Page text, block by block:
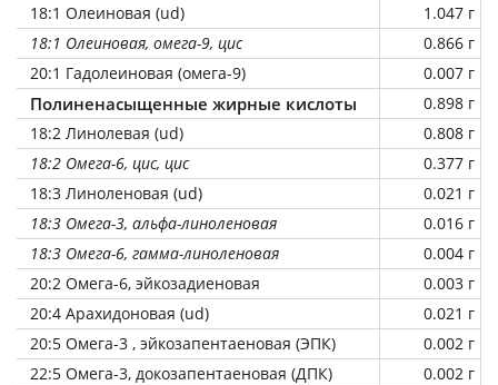
18:1 Олеиновая (ud)
1.047 г
18:1 Олеиновая, омега-9, цис
0.866 г
20:1 Гадолеиновая (омега-9)
0.007 г
Полиненасыщенные жирные кислоты
0.898 г
18:2 Линолевая (ud)
0.808 г
18:2 Омега-6, цис, цис
0.377 г
18:3 Линоленовая (ud)
0.021 г
18:3 Омега-3, альфа-линоленовая
0.016 г
18:3 Омега-6, гамма-линоленовая
0.004 г
20:2 Омега-6, эйкозадиеновая
0.003 г
20:4 Арахидоновая (ud)
0.021 г
20:5 Омега-3 , эйкозапентаеновая (ЭПК)
0.002 г
22:5 Омега-3, докозапентаеновая (ДПК)
0.002 г